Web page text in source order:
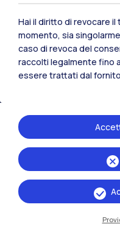
Polimi Community
Tutti i siti dell’ecosistema
Hai il diritto di revocare
momento, sia
caso di revoca del
raccolti legalmente fino
essere trattati dal